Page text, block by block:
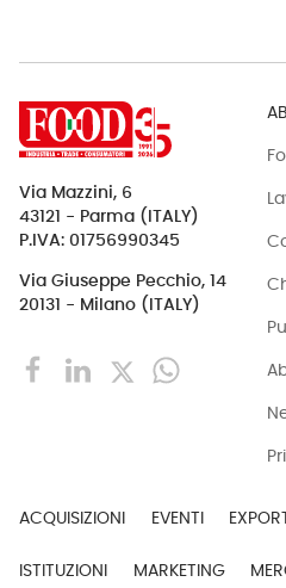
Via Mazzini, 6
43121 - Parma (ITALY)
P.IVA: 01756990345
Via Giuseppe Pecchio, 14
20131 - Milano (ITALY)
ACQUISIZIONI EVENTI
ISTITUZIONI MARKETING